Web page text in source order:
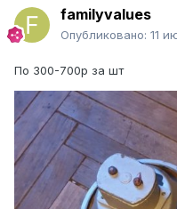
familyvalues
Опубликовано: 11
По 300-700р за шт